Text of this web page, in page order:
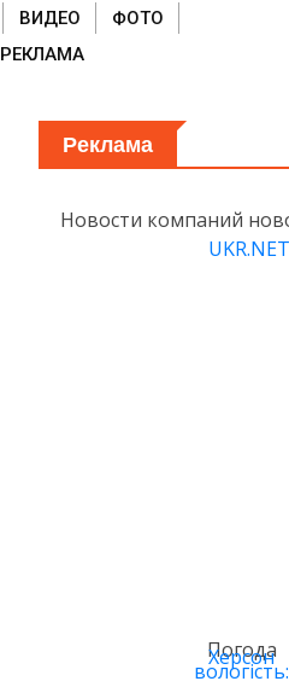
ВИДЕО
ФОТО
РЕКЛАМА
Реклама
Новости компаний
UKR.NET
Погода
Херсон
вологість: